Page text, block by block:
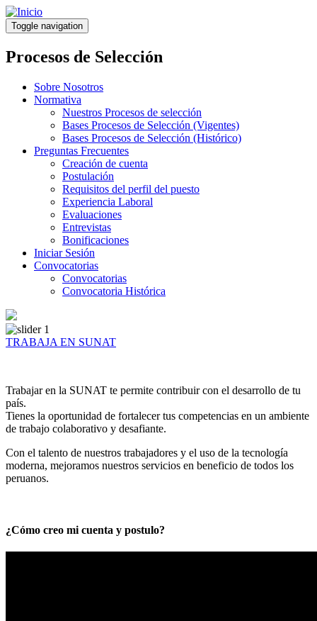
Pasar
al
contenido
principal
Toggle navigation
Procesos de Selección
Sobre Nosotros
Normativa
Nuestros Procesos de selección
Bases Procesos de Selección (Vigentes)
Bases Procesos de Selección (Histórico)
Preguntas Frecuentes
Creación de cuenta
Postulación
Requisitos del perfil del puesto
Experiencia Laboral
Evaluaciones
Entrevistas
Bonificaciones
Iniciar Sesión
Convocatorias
Convocatorias
Convocatoria Histórica
TRABAJA EN SUNAT
Trabajar en la SUNAT te permite contribuir con el desarrollo de tu
país.
Tienes la oportunidad de fortalecer tus competencias en un ambiente
de trabajo colaborativo y desafiante.
Con el talento de nuestros trabajadores y el uso de la tecnología
moderna, mejoramos nuestros servicios en beneficio de todos los
peruanos.
¿Cómo creo mi cuenta y postulo?